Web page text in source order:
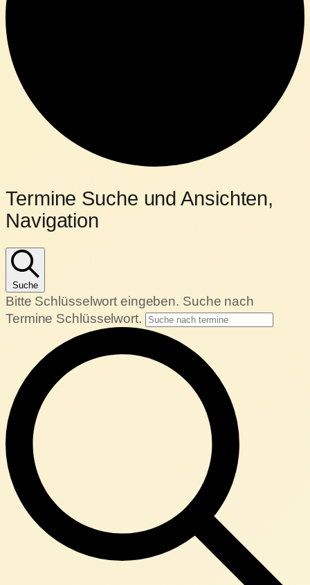
Termine
für
13.
März
2024
Termine Suche und Ansichten,
Navigation
Suche
Bitte Schlüsselwort eingeben. Suche nach
Termine Schlüsselwort.